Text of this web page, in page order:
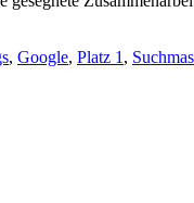
, Google, Platz 1 ,